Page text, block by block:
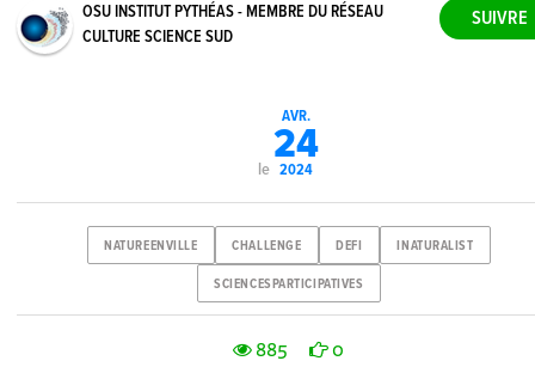
OSU INSTITUT PYTHÉAS - MEMBRE DU RÉSEAU
CULTURE SCIENCE SUD
le
AVR.
24
2024
NATUREENVILLE CHALLENGE DEFI INATURALIST
SCIENCESPARTICIPATIVES
885 0